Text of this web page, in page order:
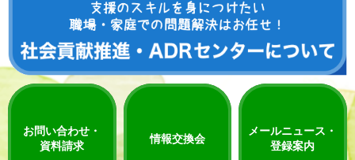
お問い合わせ・
資料請求
情報交換会
メールニュース・
登録案内